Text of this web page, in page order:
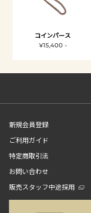
コインパース
¥15,400 -
新規会員登録
ご利用ガイド
特定商取引法
お問い合わせ
販売スタッフ中途採用